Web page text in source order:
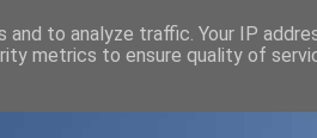
to analyze traffic. Your IP
metrics to ensure quality of